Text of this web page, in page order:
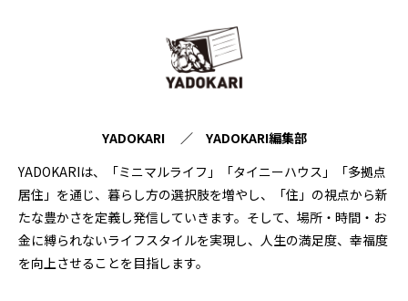
YADOKARI ／ YADOKARI編集部
YADOKARIは、「ミニマルライフ」「タイニーハウス」「多拠点
居住」を通じ、暮らし方の選択肢を増やし、「住」の視点から新
たな豊かさを定義し発信していきます。そして、場所・時間・お
金に縛られないライフスタイルを実現し、人生の満足度、幸福度
を向上させることを目指します。